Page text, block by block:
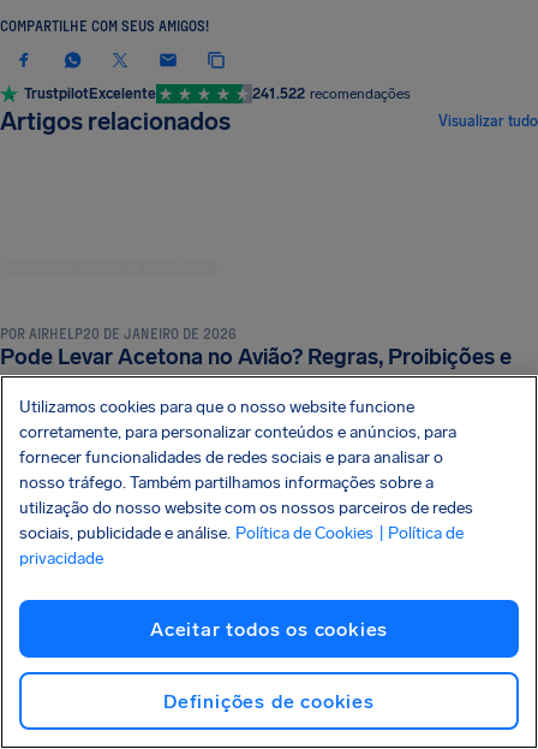
COMPARTILHE COM SEUS AMIGOS!
TrustpilotExcelente 241.522 recomendações
Artigos relacionados Visualizar tudo
POR AIRHELP20 DE JANEIRO DE 2026
Pode Levar Acetona no Avião? Regras, Proibições e
Alternativas Seguras
BAGAGEM E REGRAS DE SEGURANÇA
Garrafa de Metal no Avião: O Que é Permitido e Como
Levar Sem Problemas
Utilizamos cookies para que o nosso website funcione
corretamente, para personalizar conteúdos e anúncios, para
fornecer funcionalidades de redes sociais e para analisar o
nosso tráfego. Também partilhamos informações sobre a
utilização do nosso website com os nossos parceiros de redes
sociais, publicidade e análise. Política de Cookies
| Política de
privacidade
Aceitar todos os cookies
Definições de cookies